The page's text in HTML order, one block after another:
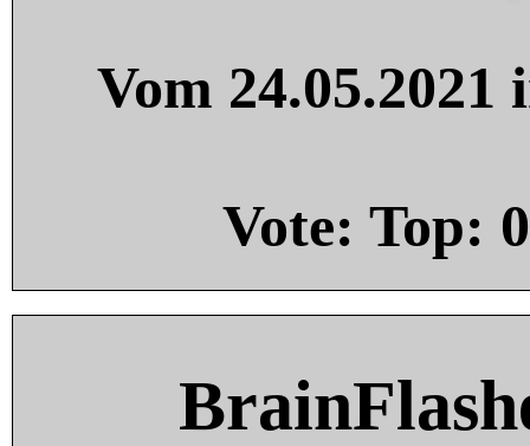
Vom
Vote: Top: 0